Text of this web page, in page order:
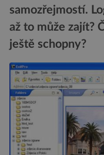
samozřejmostí.
až to může zajít?
ještě schopny?